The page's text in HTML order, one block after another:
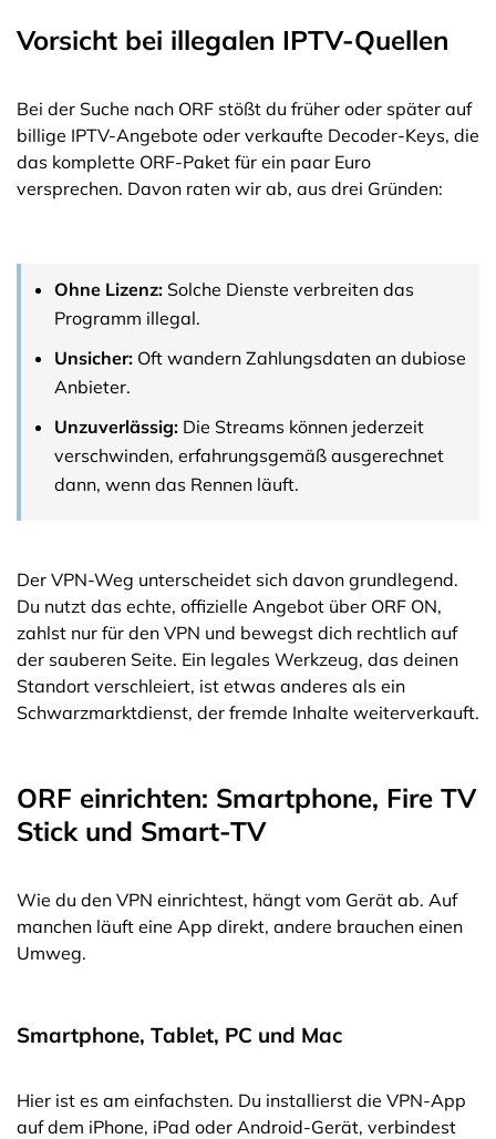
Vorsicht bei illegalen IPTV-Quellen
Bei der Suche nach ORF stößt du früher oder später auf
billige IPTV-Angebote oder verkaufte Decoder-Keys, die
das komplette ORF-Paket für ein paar Euro
versprechen. Davon raten wir ab, aus drei Gründen:
Ohne Lizenz: Solche Dienste verbreiten das
Programm illegal.
Unsicher: Oft wandern Zahlungsdaten an dubiose
Anbieter.
Unzuverlässig: Die Streams können jederzeit
verschwinden, erfahrungsgemäß ausgerechnet
dann, wenn das Rennen läuft.
Der VPN-Weg unterscheidet sich davon grundlegend.
Du nutzt das echte, offizielle Angebot über ORF ON,
zahlst nur für den VPN und bewegst dich rechtlich auf
der sauberen Seite. Ein legales Werkzeug, das deinen
Standort verschleiert, ist etwas anderes als ein
Schwarzmarktdienst, der fremde Inhalte weiterverkauft.
ORF einrichten: Smartphone, Fire TV
Stick und Smart-TV
Wie du den VPN einrichtest, hängt vom Gerät ab. Auf
manchen läuft eine App direkt, andere brauchen einen
Umweg.
Smartphone, Tablet, PC und Mac
Hier ist es am einfachsten. Du installierst die VPN-App
auf dem iPhone, iPad oder Android-Gerät, verbindest